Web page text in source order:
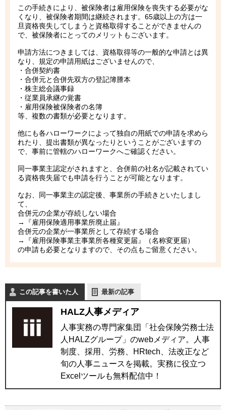
この手続きにより、被保険者は雇用保険を喪失する必要がな
くなり、被保険者期間は継続されます。65歳以上の方は一
旦資格喪失してしまうと資格取得することができませんの
で、被保険者にとってのメリットもございます。
申請方法につきましては、資格取得等の一般的な申請とは異
なり、規定の申請用紙はございませんので、
・合併契約書
・合併元と合併先双方の登記簿謄本
・株主総会議事録
・従業員承継の覚書
・雇用保険被保険者の名簿
等、複数の書類が必要となります。
他にも各ハローワークによって独自の用紙での申請を求めら
れたり、提出書類が異なったりということがございますの
で、事前に管轄のハローワークへご確認ください。
同一事業主認定がされますと、合併前の社名が記載されてい
る資格喪失届でも申請を行うことが可能となります。
なお、同一事業主の認定後、事業所の手続きといたしまし
て、
合併元の企業が存続しない場合
→『雇用保険適用事業所廃止届』
合併元の企業が一事業所として存続する場合
→『雇用保険事業主事業所各種変更届』（名称変更届）
の申請も必要となりますので、その点もご留意ください。
この記事を書いた人 最新の記事
HALZ人事メディア
人事実務の専門家集団「社会保険労務士法
人HALZグループ」のwebメディア。人事
制度、採用、労務、HRtech、法改正など
旬の人事ニュースを掲載。実務に役立つ
Excelツールも無料配信中！